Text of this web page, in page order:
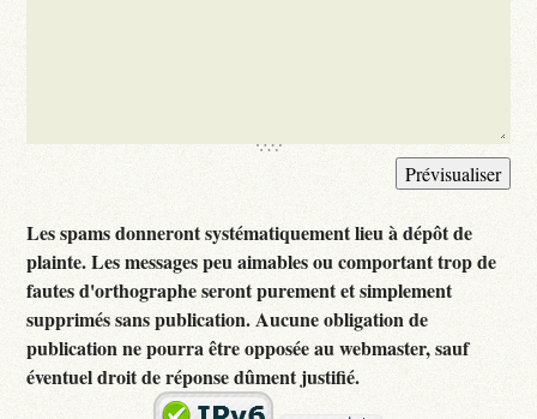
Les spams donneront systématiquement lieu à dépôt de
plainte. Les messages peu aimables ou comportant trop de
fautes d'orthographe seront purement et simplement
supprimés sans publication. Aucune obligation de
publication ne pourra être opposée au webmaster, sauf
éventuel droit de réponse dûment justifié.